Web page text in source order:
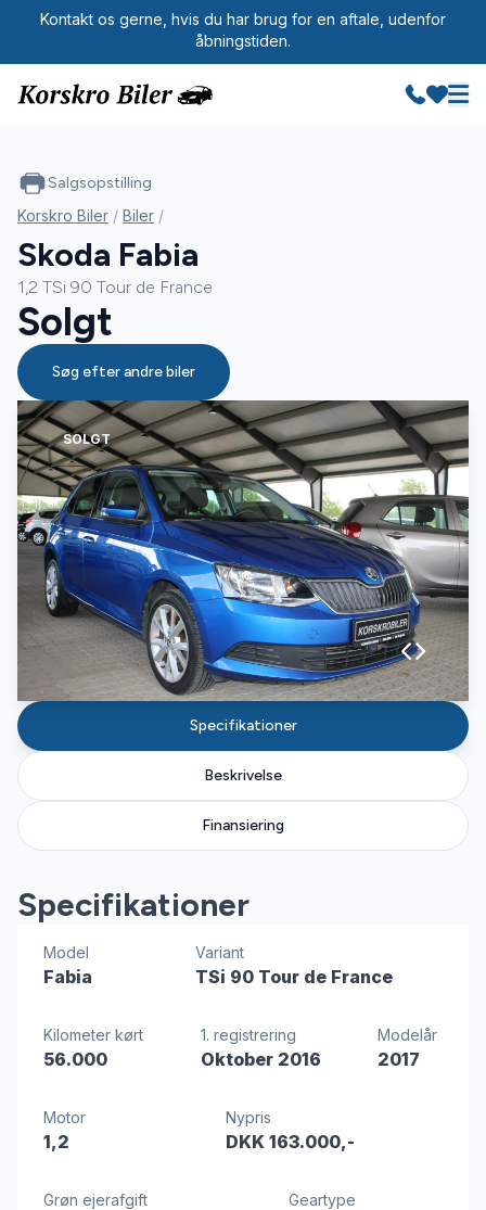
Kontakt os gerne, hvis du har brug for en aftale, udenfor
åbningstiden.
SOLGT
Specifikationer
Beskrivelse
Finansiering
Specifikationer
Model
Fabia
Variant
TSi 90 Tour de France
Kilometer kørt
56.000
1. registrering
Oktober 2016
Modelår
2017
Motor
1,2
Nypris
DKK 163.000,-
Grøn ejerafgift Geartype
Salgsopstilling
Korskro Biler / Biler /
Skoda Fabia
1,2 TSi 90 Tour de France
Solgt
Søg efter andre biler